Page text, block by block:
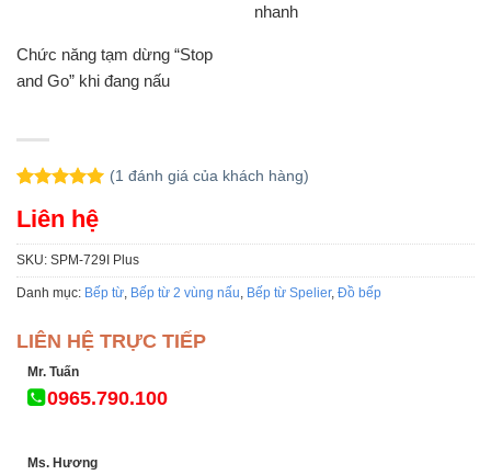
nhanh
Chức năng tạm dừng “Stop
and Go” khi đang nấu
dựa trên
(1 đánh giá của khách hàng)
Liên hệ
SKU: SPM-729I Plus
Danh mục: Bếp từ, Bếp từ 2 vùng nấu, Bếp từ Spelier, Đồ bếp
LIÊN HỆ TRỰC TIẾP
Mr. Tuấn
0965.790.100
Ms. Hương